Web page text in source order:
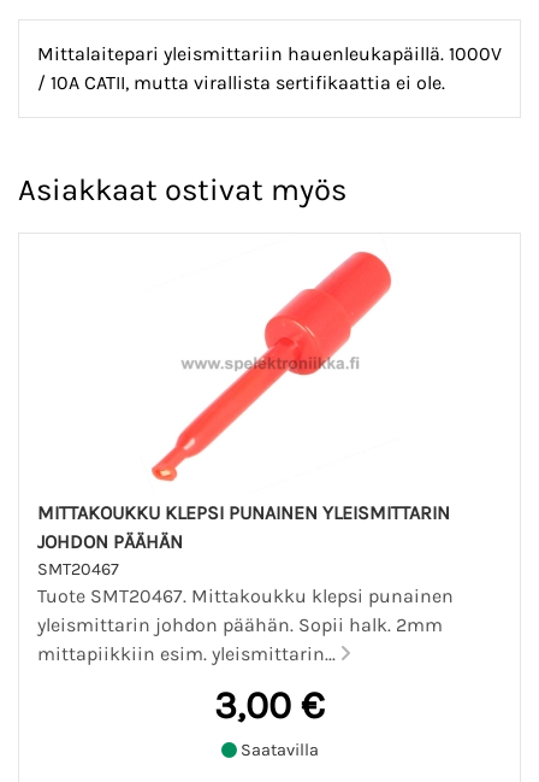
Mittalaitepari yleismittariin hauenleukapäillä. 1000V
/ 10A CATII, mutta virallista sertifikaattia ei ole.
Asiakkaat ostivat myös
MITTAKOUKKU KLEPSI PUNAINEN YLEISMITTARIN
JOHDON PÄÄHÄN
SMT20467
Tuote SMT20467. Mittakoukku klepsi punainen
yleismittarin johdon päähän. Sopii halk. 2mm
mittapiikkiin esim. yleismittarin...
3,00 €
Saatavilla